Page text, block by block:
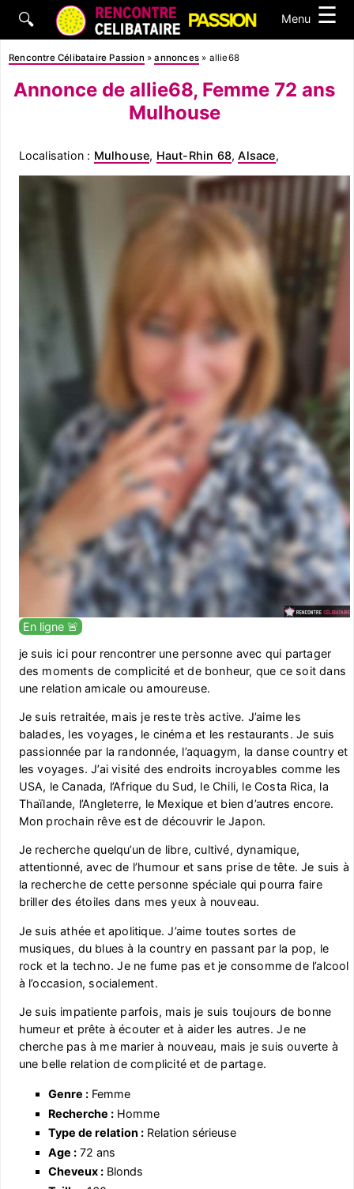
🔍 Menu ☰
Rencontre Célibataire Passion »annonces » allie68
Annonce de allie68, Femme 72 ans
Mulhouse
Localisation : Mulhouse, Haut-Rhin 68,Alsace,
En ligne 🚨
je suis ici pour rencontrer une personne avec qui partager
des moments de complicité et de bonheur, que ce soit dans
une relation amicale ou amoureuse.
Je suis retraitée, mais je reste très active. J’aime les
balades, les voyages, le cinéma et les restaurants. Je suis
passionnée par la randonnée, l’aquagym, la danse country et
les voyages. J’ai visité des endroits incroyables comme les
USA, le Canada, l’Afrique du Sud, le Chili, le Costa Rica, la
Thaïlande, l’Angleterre, le Mexique et bien d’autres encore.
Mon prochain rêve est de découvrir le Japon.
Je recherche quelqu’un de libre, cultivé, dynamique,
attentionné, avec de l’humour et sans prise de tête. Je suis à
la recherche de cette personne spéciale qui pourra faire
briller des étoiles dans mes yeux à nouveau.
Je suis athée et apolitique. J’aime toutes sortes de
musiques, du blues à la country en passant par la pop, le
rock et la techno. Je ne fume pas et je consomme de l’alcool
à l’occasion, socialement.
Je suis impatiente parfois, mais je suis toujours de bonne
humeur et prête à écouter et à aider les autres. Je ne
cherche pas à me marier à nouveau, mais je suis ouverte à
une belle relation de complicité et de partage.
Genre :Femme
Recherche :Homme
Type de relation :Relation sérieuse
Age :72 ans
Cheveux :Blonds